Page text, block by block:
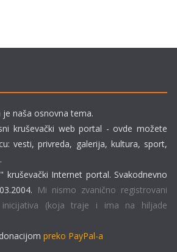
naša osnovna tema.
kruševački web portal - ovde možete
vesti, privreda, galerija, kultura, sport,
kruševački Internet portal. Svakodnevno
Mi nismo zvanično registrovani
(koja traje i ima na hiljade
preko PayPal-a